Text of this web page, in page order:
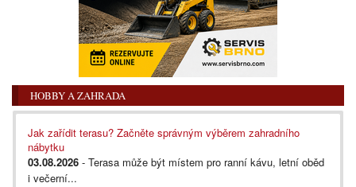
HOBBY A ZAHRADA
Jak zařídit terasu? Začněte správným výběrem zahradního
nábytku
03.08.2026 - Terasa může být místem pro ranní kávu, letní oběd
i večerní...